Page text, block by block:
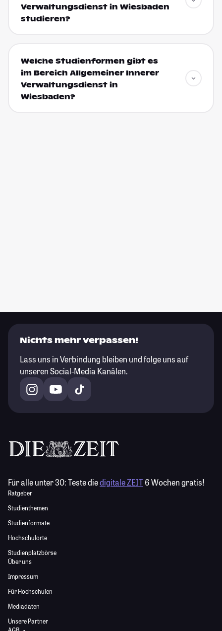
Verwaltungsdienst in Wiesbaden
studieren?
Welche Studienformen gibt es
im Bereich Allgemeiner Innerer
Verwaltungsdienst in
Wiesbaden?
Nichts mehr verpassen!
Lass uns in Verbindung bleiben und folge uns auf
unseren Social-Media Kanälen.
Für alle unter 30:Teste diedigitale ZEIT6 Wochen gratis!
Ratgeber
Studienthemen
Studienformate
Hochschulorte
Studienplatzbörse
Über uns
Impressum
Für Hochschulen
Mediadaten
Unsere Partner